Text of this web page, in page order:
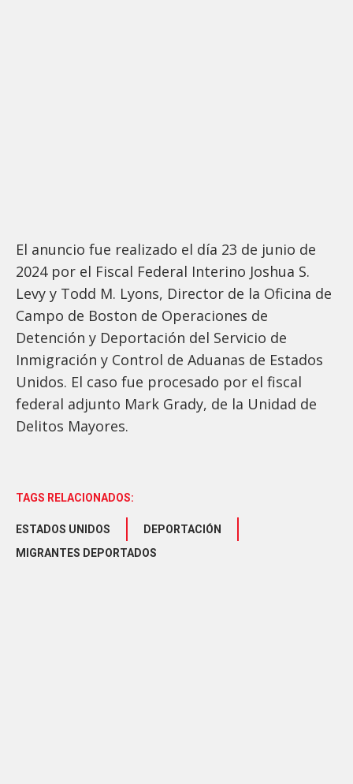
El anuncio fue realizado el día 23 de junio de
2024 por el Fiscal Federal Interino Joshua S.
Levy y Todd M. Lyons, Director de la Oficina de
Campo de Boston de Operaciones de
Detención y Deportación del Servicio de
Inmigración y Control de Aduanas de Estados
Unidos. El caso fue procesado por el fiscal
federal adjunto Mark Grady, de la Unidad de
Delitos Mayores.
TAGS RELACIONADOS:
ESTADOS UNIDOS
DEPORTACIÓN
MIGRANTES DEPORTADOS